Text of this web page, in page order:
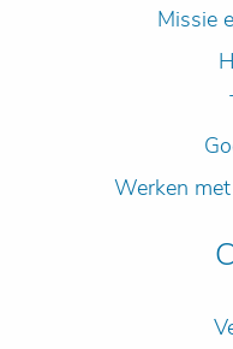
Missie
Werken